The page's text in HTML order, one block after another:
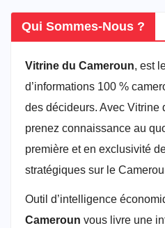
Qui Sommes-Nous ?
Vitrine du Cameroun, est
d’informations 100 %
des décideurs. Avec Vitrine
prenez connaissance au
première et en exclusivité
stratégiques sur le
Outil d’intelligence
Cameroun vous livre une